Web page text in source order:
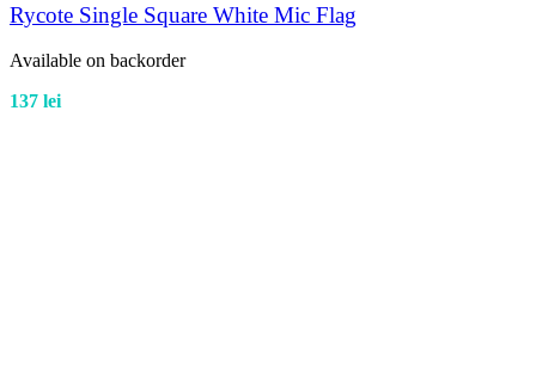
Rycote Single Square White Mic Flag
Available on backorder
137 lei